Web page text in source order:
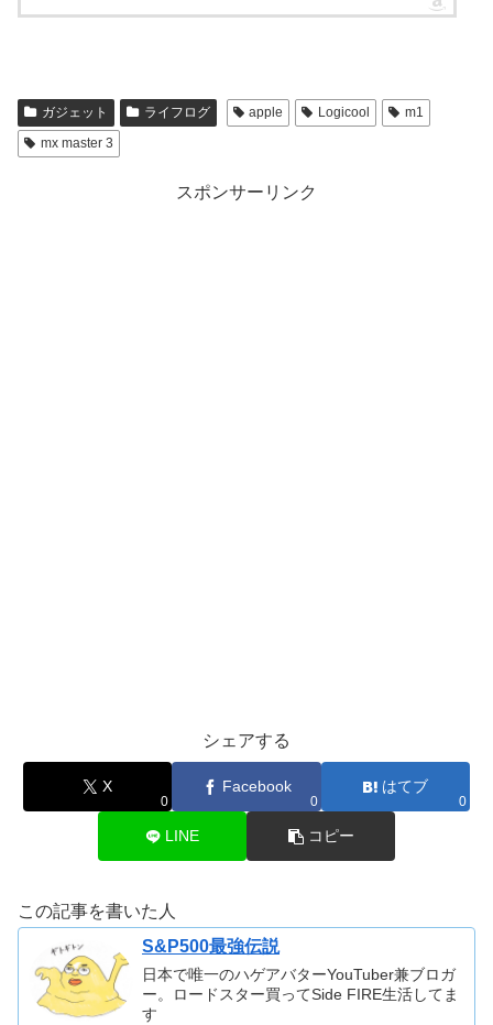
ガジェット ライフログ apple Logicool
m1
mx master 3
スポンサーリンク
シェアする
X
0
Facebook
0
はてブ
0
LINE コピー
この記事を書いた人
S&P500最強伝説
日本で唯一のハゲアバターYouTuber兼ブロガ
ー。ロードスター買ってSide FIRE生活してま
す